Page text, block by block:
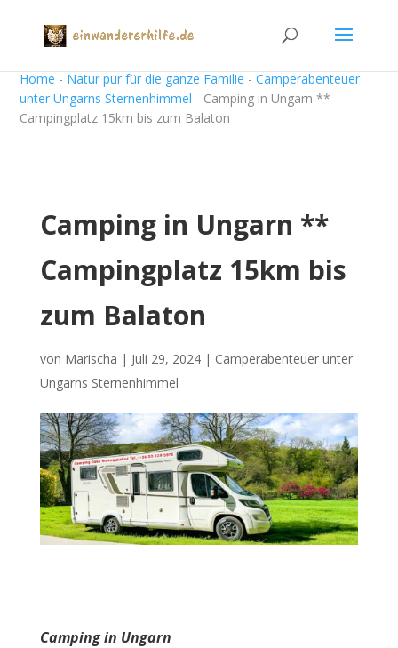
Home - Natur pur für die ganze Familie -Camperabenteuer
unter Ungarns Sternenhimmel - Camping in Ungarn **
Campingplatz 15km bis zum Balaton
Camping in Ungarn **
Campingplatz 15km bis
zum Balaton
von Marischa | Juli 29, 2024| Camperabenteuer unter
Ungarns Sternenhimmel
Camping in Ungarn